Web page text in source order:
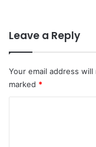
Leave a Reply
Your email address
marked *